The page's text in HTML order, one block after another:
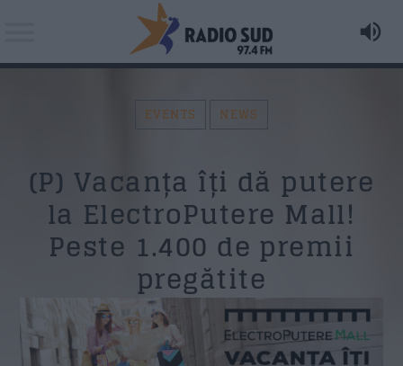
Search in the website:
Distribuie pagina pe:
Twitter
Facebook
The Beatles - The Beatles - A Hard Day's Night
AZI PE RADIO SUD
Formular Contact
EVENTS NEWS
(P) Vacanța îți dă putere
la ElectroPutere Mall!
Peste 1.400 de premii
pregătite